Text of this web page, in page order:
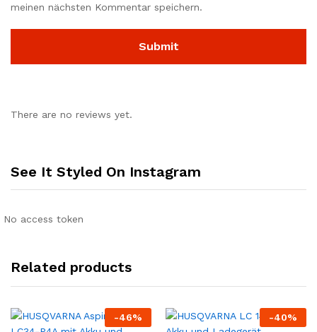
meinen nächsten Kommentar speichern.
There are no reviews yet.
See It Styled On Instagram
No access token
Related products
-46% -40%